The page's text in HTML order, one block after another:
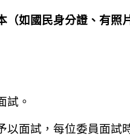
（如國民身分證、有照
試。
以面試，每位委員面試